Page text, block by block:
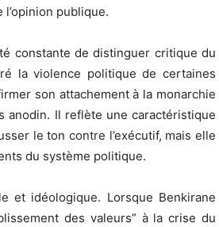
publique.
constante de distinguer critique du
la violence politique de certaines
son attachement à la monarchie
anodin. Il reflète une caractéristique
le ton contre l’exécutif, mais elle
du système politique.
et idéologique. Lorsque Benkirane
des valeurs” à la crise du